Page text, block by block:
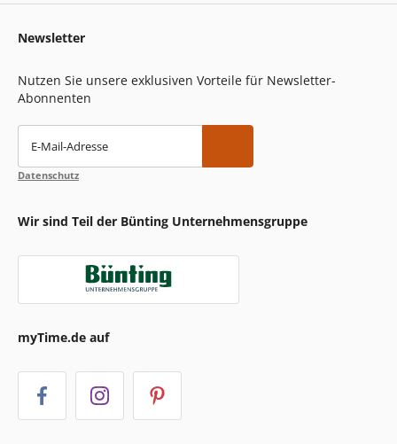
Newsletter
Nutzen Sie unsere exklusiven Vorteile für Newsletter-
Abonnenten
E-Mail-Adresse
Datenschutz
Wir sind Teil der Bünting Unternehmensgruppe
myTime.de auf